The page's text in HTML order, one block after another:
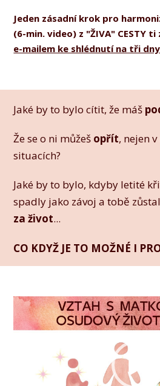
Jeden zásadní krok pro
(6-min. video) z "ŽIVA" CESTY ti
e-mailem ke shlédnutí na tři dny
Jaké by to bylo cítit, že máš
Že se o ni můžeš opřít, nejen
situacích?
Jaké by to bylo, kdyby letité
spadly jako závoj a tobě
za život...
CO KDYŽ JE TO MOŽNÉ I
Video
přehrávač